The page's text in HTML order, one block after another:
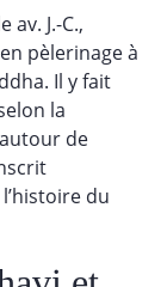
av. J.-C.,
pèlerinage à
Il y fait
la
de
du